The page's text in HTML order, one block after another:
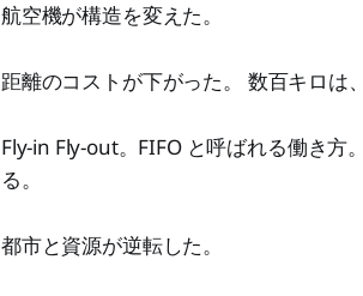
航空機が構造を変えた。
距離のコストが下がった。 数百キロは
Fly-in Fly-out。FIFO と呼ばれる働き方
る。
都市と資源が逆転した。